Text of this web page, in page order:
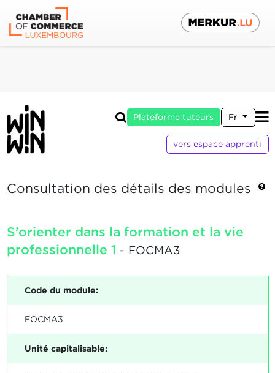
Plateforme tuteurs Fr
vers espace apprenti
Consultation des détails des modules
S’orienter dans la formation et la vie
professionnelle 1 - FOCMA3
Code du module:
FOCMA3
Unité capitalisable: